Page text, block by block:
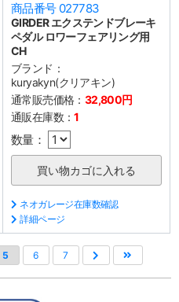
商品番号 027783
GIRDER エクステンドブレーキ
ペダル ロワーフェアリング用
CH
ブランド：
kuryakyn(クリアキン)
通常販売価格： 32,800円
通販在庫数：1
数量：
ネオガレージ在庫数確認
詳細ページ
5 6 7